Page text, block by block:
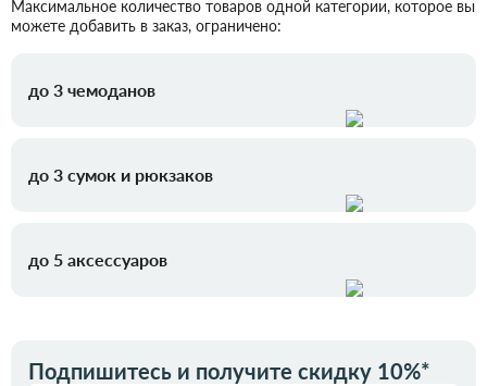
Максимальное количество товаров одной категории, которое вы
можете добавить в заказ, ограничено:
до 3 чемоданов
до 3 сумок и рюкзаков
до 5 аксессуаров
Подпишитесь и получите скидку 10%*